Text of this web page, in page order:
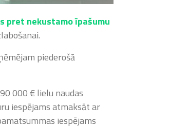
pret nekustamo īpašumu
piederošā
000 € lielu naudas
iespējams atmaksāt ar
iespējams